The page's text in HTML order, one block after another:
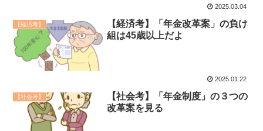
2025.03.04
【経済考】
【経済考】「年金改革案」の負け
組は45歳以上だよ
2025.01.22
【社会考】
【社会考】「年金制度」の３つの
改革案を見る